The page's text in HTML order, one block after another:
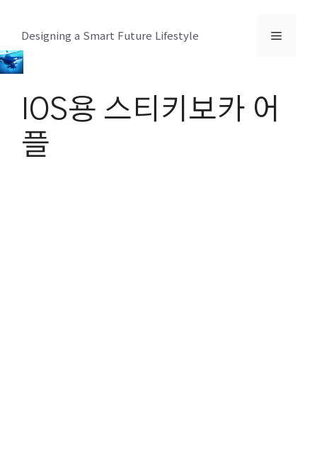
츠
로
Designing a Smart Future Lifestyle 메
IOS용 스티키보카 어
플